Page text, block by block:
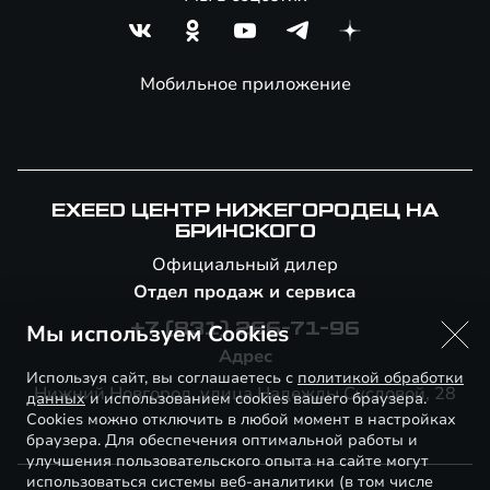
Мобильное приложение
EXEED ЦЕНТР НИЖЕГОРОДЕЦ НА
БРИНСКОГО
Официальный дилер
Отдел продаж и сервиса
+7 (831) 266-71-96
Адрес
Нижний Новгород, улица Надежды Сусловой, 28
Мы используем Cookies
Используя сайт, вы соглашаетесь с политикой обработки
данныхи использованием cookies вашего браузера.
Cookies можно отключить в любой момент в настройках
браузера. Для обеспечения оптимальной работы и
улучшения пользовательского опыта на сайте могут
использоваться системы веб-аналитики (в том числе